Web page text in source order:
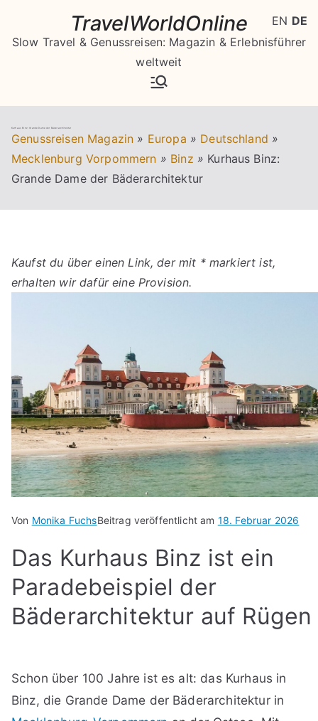
springen
TravelWorldOnline
Slow Travel & Genussreisen: Magazin & Erlebnisführer
weltweit
Kurhaus Binz: Grande Dame der Bäderarchitektur
Genussreisen Magazin » Europa » Deutschland »
Mecklenburg Vorpommern » Binz » Kurhaus Binz:
Grande Dame der Bäderarchitektur
Kaufst du über einen Link, der mit * markiert ist,
erhalten wir dafür eine Provision.
Von Monika FuchsBeitrag veröffentlicht am 18. Februar 2026
Das Kurhaus Binz ist ein
Paradebeispiel der
Bäderarchitektur auf Rügen
Schon über 100 Jahre ist es alt: das Kurhaus in
Binz, die Grande Dame der Bäderarchitektur in
EN DE